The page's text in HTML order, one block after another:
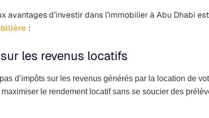
avantages d’investir dans l’immobilier à Abu Dhabi
:
les revenus locatifs
d’impôts sur les revenus générés par la location de
le rendement locatif sans se soucier des